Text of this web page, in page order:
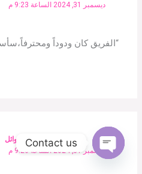
ديسمبر 31, 2024 الساعة 9:23 م
“الفريق كان ودوداً
وائل
ديسمبر 31, 2024 الساعة 9:26 م
Contact us
Open